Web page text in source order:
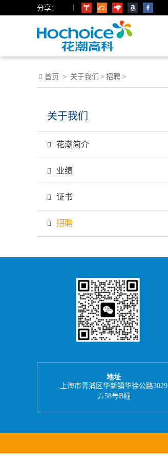
分享：
首页 > 关于我们 > 招聘 >
关于我们
花潮简介
业绩
证书
招聘
地址
上海市青浦区华新镇华徐公路3029
弄58号B幢